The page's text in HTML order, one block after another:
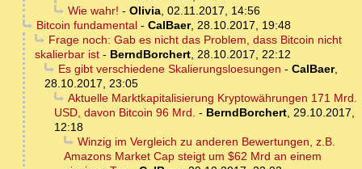
Wie wahr! - Olivia, 02.11.2017, 14:56
Bitcoin fundamental- CalBaer, 28.10.2017, 19:48
Frage noch: Gab es nicht das Problem, dass Bitcoin nicht
skalierbar ist - BerndBorchert, 28.10.2017, 22:12
Es gibt verschiedene Skalierungsloesungen - CalBaer,
28.10.2017, 23:05
Aktuelle Marktkapitalisierung Kryptowährungen 171 Mrd.
USD, davon Bitcoin 96 Mrd. - BerndBorchert, 29.10.2017,
12:18
Winzig im Vergleich zu anderen Bewertungen, z.B.
Amazons Market Cap steigt um $62 Mrd an einem